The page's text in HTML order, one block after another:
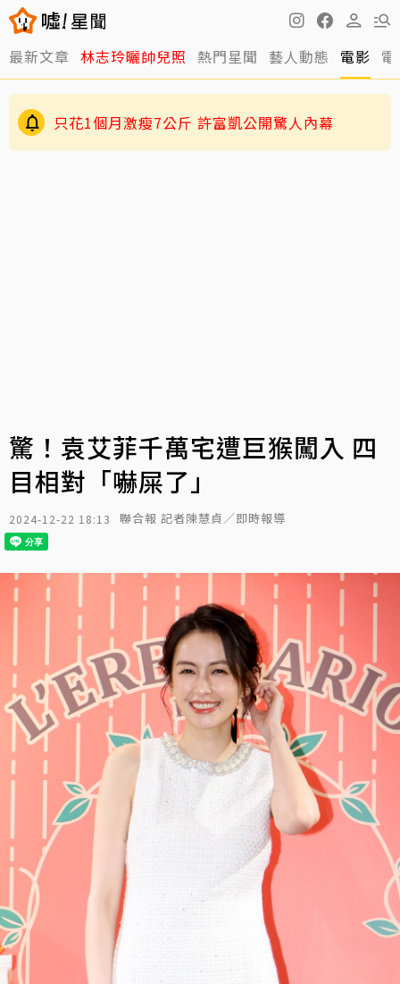
最新文章 林志玲曬帥兒照 熱門星聞 藝人動態 電影
只花1個月激瘦7公斤 許富凱公開驚人內幕
驚！袁艾菲千萬宅遭巨猴闖入 四
目相對「嚇屎了」
2024-12-22 18:13 聯合報 記者陳慧貞／即時報導